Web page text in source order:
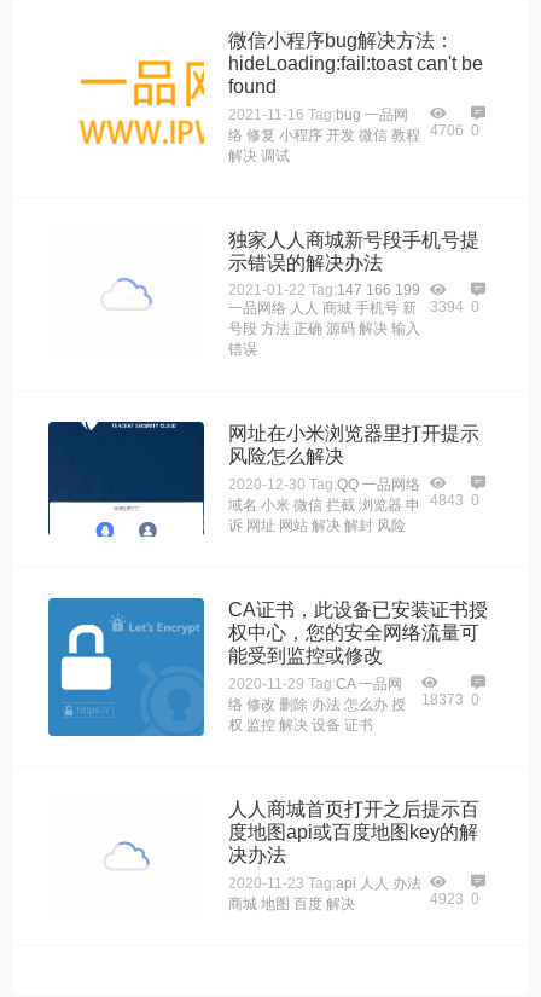
微信小程序bug解决方法：
hideLoading:fail:toast can't be
found
2021-11-16 Tag: bug 一品网
络 修复 小程序 开发 微信 教程
解决 调试
4706 0
独家人人商城新号段手机号提
示错误的解决办法
2021-01-22 Tag:147 166 199
一品网络 人人 商城 手机号 新
号段 方法 正确 源码 解决 输入
错误
3394 0
网址在小米浏览器里打开提示
风险怎么解决
2020-12-30 Tag:QQ 一品网络
域名 小米 微信 拦截 浏览器 申
诉 网址 网站 解决 解封 风险
4843 0
CA证书，此设备已安装证书授
权中心，您的安全网络流量可
能受到监控或修改
2020-11-29 Tag:CA 一品网
络 修改 删除 办法 怎么办 授
权 监控 解决 设备 证书
18373 0
人人商城首页打开之后提示百
度地图api或百度地图key的解
决办法
2020-11-23 Tag:api 人人 办法
商城 地图 百度 解决 4923 0